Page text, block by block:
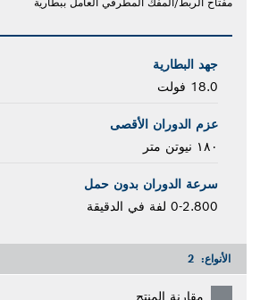
جهد البطارية
18.0 فولت
عزم الدوران الأقصى
١٨٠ نيوتن متر
سرعة الدوران بدون حمل
0-2.800 لفة في الدقيقة
الأنواع: 2
مقارنة المنتج